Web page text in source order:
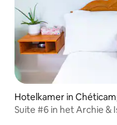
Hotelkamer in
Suite #6 in het Archie &